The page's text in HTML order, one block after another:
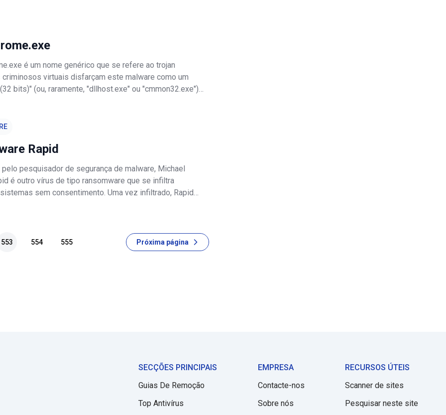
é um nome genérico que se refere ao trojan
virtuais disfarçam este malware como um
bits)" (ou, raramente, "dllhost.exe" ou "cmmon32.exe")
Rapid
pesquisador de segurança de malware, Michael
é outro vírus de tipo ransomware que se infiltra
sem consentimento. Uma vez infiltrado, Rapid
553 554 555 Próxima página
SECÇÕES PRINCIPAIS
Guias De Remoção
Top Antivírus
EMPRESA
Contacte-nos
Sobre nós
RECURSOS ÚTEIS
Scanner de sites
Pesquisar neste site